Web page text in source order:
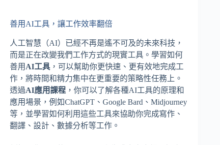
善用AI工具，讓工作效率翻倍
人工智慧（AI）已經不再是遙不可及的未來科技，
而是正在改變我們工作方式的現實工具。學習如何
善用 AI工具 ，可以幫助你更快速、更有效地完成工
作，將時間和精力集中在更重要的策略性任務上。
透過AI應用課程 ，你可以了解各種AI工具的原理和
應用場景，例如ChatGPT、Google Bard、Midjourney
等，並學習如何利用這些工具來協助你完成寫作、
翻譯、設計、數據分析等工作。